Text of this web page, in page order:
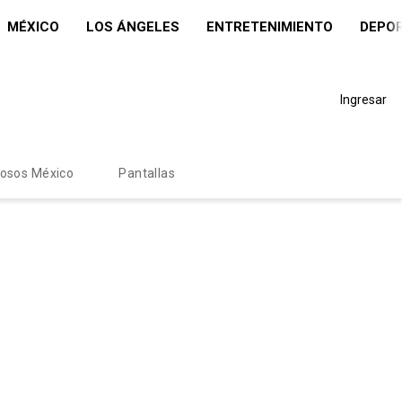
MÉXICO LOS ÁNGELES ENTRETENIMIENTO
Ingresar
México Pantallas